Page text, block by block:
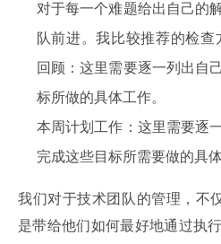
对于每一个难题给出自己的
队前进。我比较推荐的检
回顾：这里需要逐一列出自
标所做的具体工作。
本周计划工作：这里需要逐
完成这些目标所需要做的具体
我们对于技术团队的管理，不
是带给他们如何最好地通过执